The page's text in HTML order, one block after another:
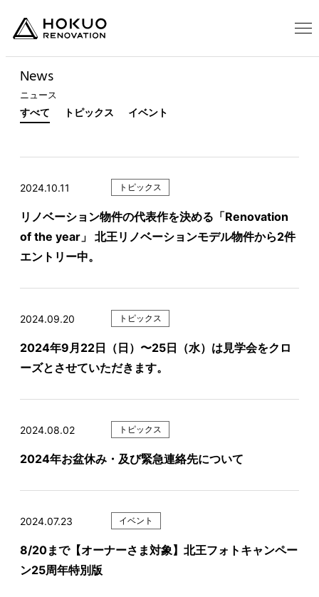
News
ニュース
すべて トピックス イベント
2024.10.11 トピックス
リノベーション物件の代表作を決める「Renovation
of the year」 北王リノベーションモデル物件から2件
エントリー中。
2024.09.20 トピックス
2024年9月22日（日）〜25日（水）は見学会をクロ
ーズとさせていただきます。
2024.08.02 トピックス
2024年お盆休み・及び緊急連絡先について
2024.07.23 イベント
8/20まで【オーナーさま対象】北王フォトキャンペー
ン25周年特別版